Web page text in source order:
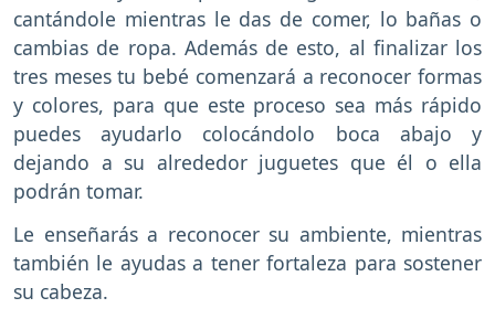
cantándole mientras le das de comer, lo bañas o
cambias de ropa. Además de esto, al finalizar los
tres meses tu bebé comenzará a reconocer formas
y colores, para que este proceso sea más rápido
puedes ayudarlo colocándolo boca abajo y
dejando a su alrededor juguetes que él o ella
podrán tomar.
Le enseñarás a reconocer su ambiente, mientras
también le ayudas a tener fortaleza para sostener
su cabeza.